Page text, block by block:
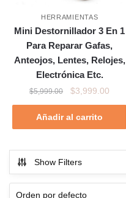
HERRAMIENTAS
Mini Destornillador 3 En 1
Para Reparar Gafas,
Anteojos, Lentes, Relojes,
Electrónica Etc.
$5,999.00 $3,999.00
Añadir al carrito
Show Filters